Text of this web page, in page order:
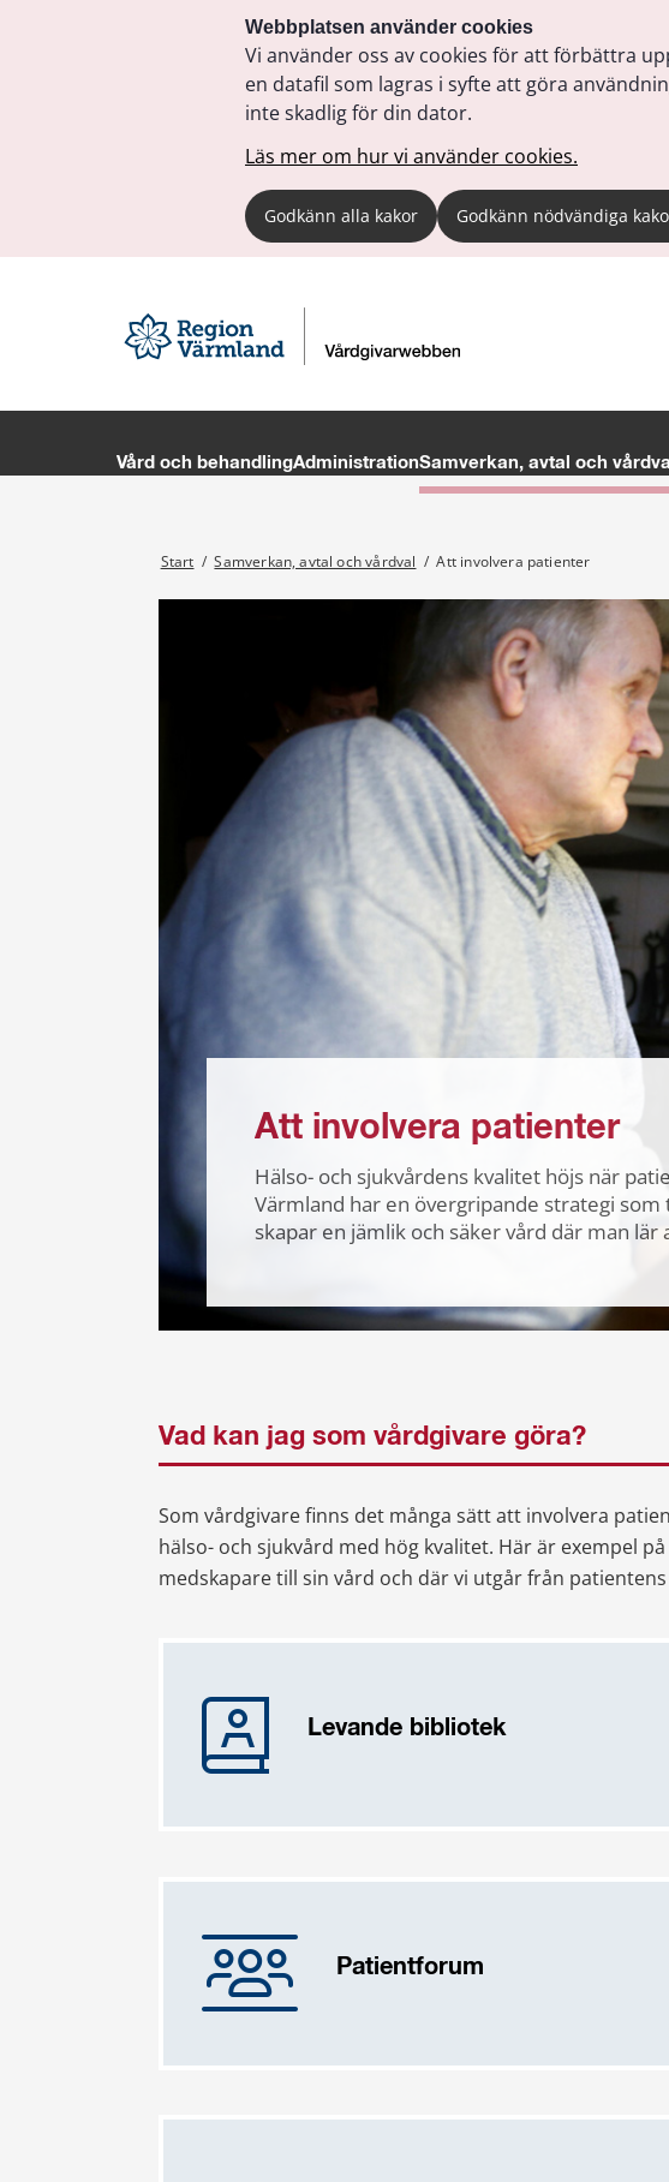
Webbplatsen använder cookies
Vi använder oss av cookies för att förbättra
en datafil som lagras i syfte att göra
inte skadlig för din dator.
Läs mer om hur vi använder cookies.
Godkänn alla kakor Godkänn nödvändiga
Vård och behandlingAdministrationSamverkan, avtal och vårdval
Start / Samverkan, avtal och vårdval / Att involvera patienter
Att involvera patienter
Hälso- och sjukvårdens kvalitet höjs när
Värmland har en övergripande strategi
skapar en jämlik och säker vård där man lär
Vad kan jag som vårdgivare göra?
Som vårdgivare finns det många sätt att involvera
hälso- och sjukvård med hög kvalitet. Här är exempel
medskapare till sin vård och där vi utgår från
Levande bibliotek
Patientforum